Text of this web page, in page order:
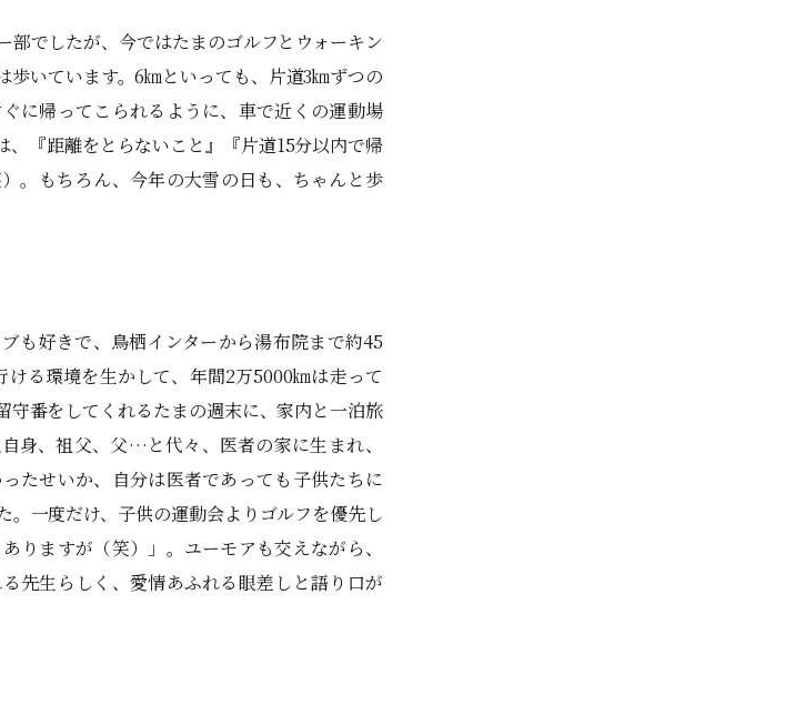
でしたが、今ではたまのゴルフとウォーキン
歩いています。6㎞といっても、片道3㎞ずつの
に帰ってこられるように、車で近くの運動場
、『距離をとらないこと』『片道15分以内で帰
。もちろん、今年の大雪の日も、ちゃんと歩
も好きで、鳥栖インターから湯布院まで約45
る環境を生かして、年間2万5000㎞は走って
守番をしてくれるたまの週末に、家内と一泊旅
身、祖父、父…と代々、医者の家に生まれ、
たせいか、自分は医者であっても子供たちに
。一度だけ、子供の運動会よりゴルフを優先し
りますが（笑）」。ユーモアも交えながら、
先生らしく、愛情あふれる眼差しと語り口が